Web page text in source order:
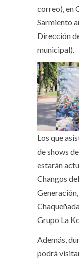
correo), en
Sarmiento
Dirección
municipal).
Los que
de shows
estarán
Changos
Grupo La
Además,
podrá